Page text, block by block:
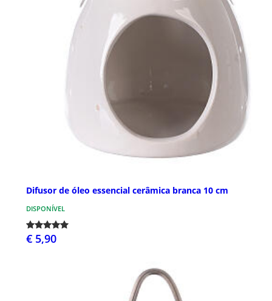
Difusor de óleo essencial cerâmica branca 10 cm
DISPONÍVEL
€ 5,90